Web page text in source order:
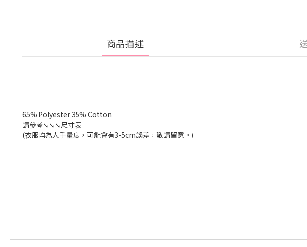
商品描述
65% Polyester 35% Cotton
請參考➘➘➘尺寸表
(衣服均為人手量度，可能會有3-5cm誤差，敬請留意。 )